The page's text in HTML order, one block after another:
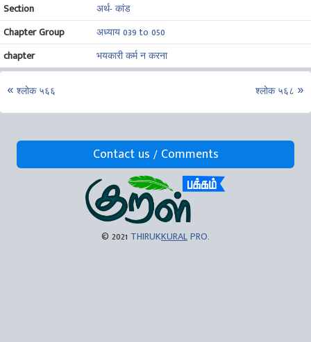
Section
अर्थ- कांड
Chapter Group
अध्याय 039 to 050
chapter
भयकारी कर्म न करना
श्लोक ५६६ श्लोक ५६८
Contact us / Comments
© 2021 THIRUKKURALPRO.